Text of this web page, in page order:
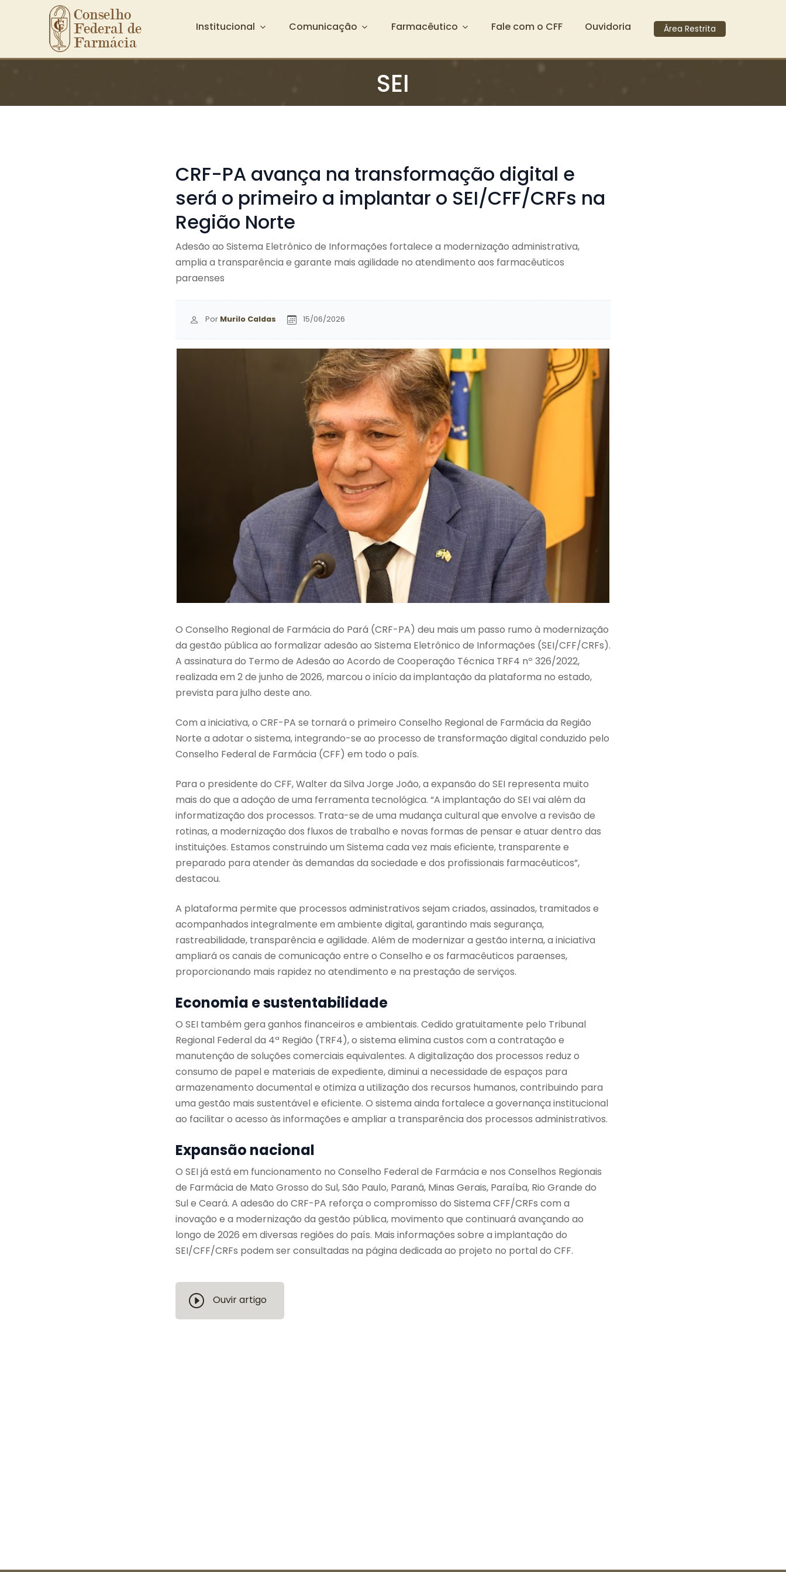
Ir para o conteúdo principal
Conselho
Federal de
Farmácia
Institucional Comunicação Farmacêutico Fale com o CFF Ouvidoria Área Restrita
SEI
CRF-PA avança na transformação digital e
será o primeiro a implantar o SEI/CFF/CRFs na
Região Norte
Adesão ao Sistema Eletrônico de Informações fortalece a modernização administrativa,
amplia a transparência e garante mais agilidade no atendimento aos farmacêuticos
paraenses
Por Murilo Caldas 15/06/2026
O Conselho Regional de Farmácia do Pará (CRF-PA) deu mais um passo rumo à modernização
da gestão pública ao formalizar adesão ao Sistema Eletrônico de Informações (SEI/CFF/CRFs).
A assinatura do Termo de Adesão ao Acordo de Cooperação Técnica TRF4 nº 326/2022,
realizada em 2 de junho de 2026, marcou o início da implantação da plataforma no estado,
prevista para julho deste ano.
Com a iniciativa, o CRF-PA se tornará o primeiro Conselho Regional de Farmácia da Região
Norte a adotar o sistema, integrando-se ao processo de transformação digital conduzido pelo
Conselho Federal de Farmácia (CFF) em todo o país.
Para o presidente do CFF, Walter da Silva Jorge João, a expansão do SEI representa muito
mais do que a adoção de uma ferramenta tecnológica. “A implantação do SEI vai além da
informatização dos processos. Trata-se de uma mudança cultural que envolve a revisão de
rotinas, a modernização dos fluxos de trabalho e novas formas de pensar e atuar dentro das
instituições. Estamos construindo um Sistema cada vez mais eficiente, transparente e
preparado para atender às demandas da sociedade e dos profissionais farmacêuticos”,
destacou.
A plataforma permite que processos administrativos sejam criados, assinados, tramitados e
acompanhados integralmente em ambiente digital, garantindo mais segurança,
rastreabilidade, transparência e agilidade. Além de modernizar a gestão interna, a iniciativa
ampliará os canais de comunicação entre o Conselho e os farmacêuticos paraenses,
proporcionando mais rapidez no atendimento e na prestação de serviços.
Economia e sustentabilidade
O SEI também gera ganhos financeiros e ambientais. Cedido gratuitamente pelo Tribunal
Regional Federal da 4ª Região (TRF4), o sistema elimina custos com a contratação e
manutenção de soluções comerciais equivalentes. A digitalização dos processos reduz o
consumo de papel e materiais de expediente, diminui a necessidade de espaços para
armazenamento documental e otimiza a utilização dos recursos humanos, contribuindo para
uma gestão mais sustentável e eficiente. O sistema ainda fortalece a governança institucional
ao facilitar o acesso às informações e ampliar a transparência dos processos administrativos.
Expansão nacional
O SEI já está em funcionamento no Conselho Federal de Farmácia e nos Conselhos Regionais
de Farmácia de Mato Grosso do Sul, São Paulo, Paraná, Minas Gerais, Paraíba, Rio Grande do
Sul e Ceará. A adesão do CRF-PA reforça o compromisso do Sistema CFF/CRFs com a
inovação e a modernização da gestão pública, movimento que continuará avançando ao
longo de 2026 em diversas regiões do país. Mais informações sobre a implantação do
SEI/CFF/CRFs podem ser consultadas na página dedicada ao projeto no portal do CFF.
Ouvir artigo